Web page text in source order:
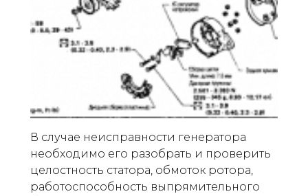
В случае неисправности генератора
необходимо его разобрать и проверить
целостность статора, обмоток ротора,
работоспособность выпрямительного